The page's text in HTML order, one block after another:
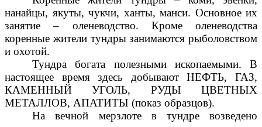
нанайцы, якуты, чукчи, ханты, манси. Основное их
занятие – оленеводство. Кроме оленеводства
коренные жители тундры занимаются рыболовством
и охотой.
Тундра богата полезными ископаемыми. В
настоящее время здесь добывают НЕФТЬ, ГАЗ,
КАМЕННЫЙ УГОЛЬ, РУДЫ ЦВЕТНЫХ
МЕТАЛЛОВ, АПАТИТЫ (показ образцов).
На вечной мерзлоте в тундре возведено